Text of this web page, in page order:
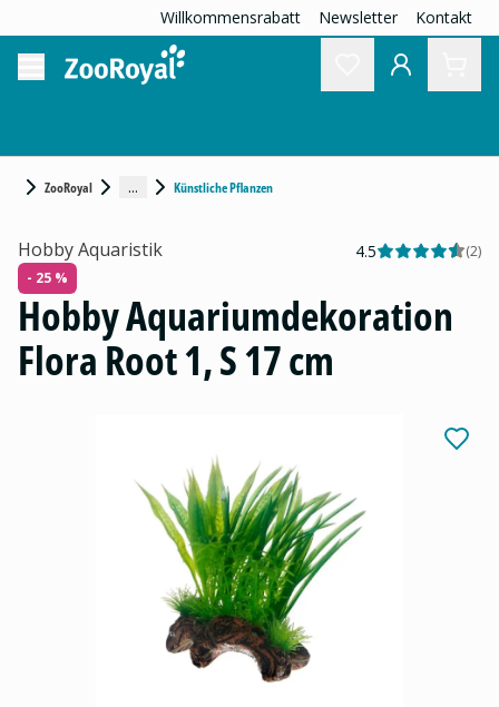
Willkommensrabatt Newsletter Kontakt
ZooRoyal ... Künstliche Pflanzen
Hobby Aquaristik 4.5 (2)
- 25 %
Hobby Aquariumdekoration
Flora Root 1, S 17 cm